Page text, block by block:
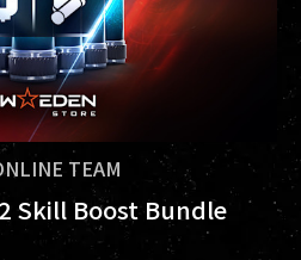
TEAM
Skill Boost Bundle